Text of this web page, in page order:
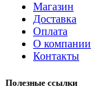
Магазин
Доставка
Оплата
О компании
Контакты
Полезные ссылки